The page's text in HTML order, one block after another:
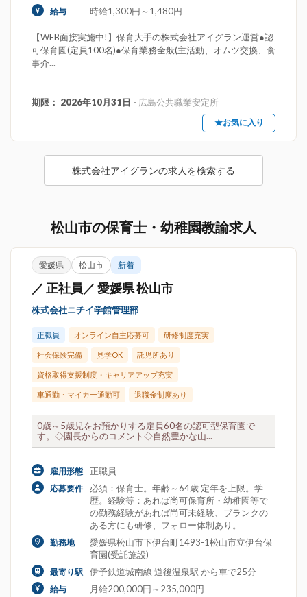
給与 時給1,300円～1,480円
【WEB面接実施中!】保育大手の株式会社アイグラン運営●認
可保育園(定員100名)●保育業務全般(主活動、オムツ交換、食
事介...
期限： 2026年10月31日 - 広島公共職業安定所
★お気に入り
株式会社アイグランの求人を検索する
松山市の保育士・幼稚園教諭求人
愛媛県 松山市 新着
／ 正社員／ 愛媛県 松山市
株式会社ニチイ学館管理部
正職員 オンライン自主応募可 研修制度充実
社会保険完備 見学OK 託児所あり
資格取得支援制度・キャリアアップ充実
車通勤・マイカー通勤可 退職金制度あり
0歳～5歳児をお預かりする定員60名の認可型保育園で
す。◇園長からのコメント◇自然豊かな山...
雇用形態 正職員
応募要件
必須：保育士。年齢～64歳 定年を上限。学
歴。経験等：あれば尚可保育所・幼稚園等で
の勤務経験があれば尚可未経験、ブランクの
ある方にも研修、フォロー体制あり。
勤務地
愛媛県松山市下伊台町1493-1松山市立伊台保
育園(受託施設)
最寄り駅 伊予鉄道城南線 道後温泉駅 から車で25分
給与 月給200,000円～235,000円